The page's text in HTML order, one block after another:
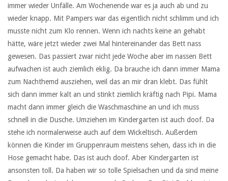
immer wieder Unfälle. Am Wochenende war es ja auch ab und zu
wieder knapp. Mit Pampers war das eigentlich nicht schlimm und ich
musste nicht zum Klo rennen. Wenn ich nachts keine an gehabt
hätte, wäre jetzt wieder zwei Mal hintereinander das Bett nass
gewesen. Das passiert zwar nicht jede Woche aber im nassen Bett
aufwachen ist auch ziemlich eklig. Da brauche ich dann immer Mama
zum Nachthemd ausziehen, weil das an mir dran klebt. Das fühlt
sich dann immer kalt an und stinkt ziemlich kräftig nach Pipi. Mama
macht dann immer gleich die Waschmaschine an und ich muss
schnell in die Dusche. Umziehen im Kindergarten ist auch doof. Da
stehe ich normalerweise auch auf dem Wickeltisch. Außerdem
können die Kinder im Gruppenraum meistens sehen, dass ich in die
Hose gemacht habe. Das ist auch doof. Aber Kindergarten ist
ansonsten toll. Da haben wir so tolle Spielsachen und da sind meine